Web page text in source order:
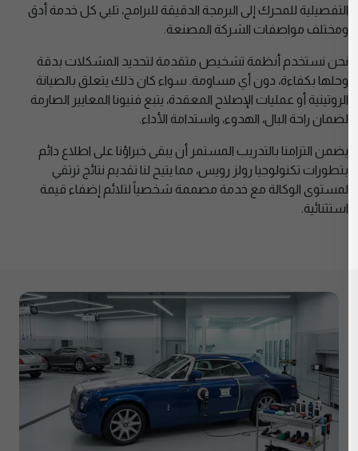
التفصيلية للمحرك إلى البرمجة الدقيقة للبرامج، تلبي كل خدمة أدق
ومختلف مواصفات الشركة المصنعة.
نحن نستخدم أنظمة تشخيص متقدمة لتحديد المشكلات بدقة
وحلها بكفاءة، دون أي مساومة. سواء كان ذلك يتعلق بالصيانة
الروتينية أو عمليات الإصلاح المعقدة، يتبع فنيونا المعايير الصارمة
لضمان راحة البال، الهدوء، واستدامة الأداء.
يضمن التزامنا بالتدريب المستمر أن يبقى خبراؤنا على اطلاع دائم
بتطورات تكنولوجيا رولز رويس، مما يتيح لنا تقديم نتائج ترتقي
لمستوى الوكالة مع خدمة مصممة شخصياً لتلائم إضفاء قيمة
استثنائية.